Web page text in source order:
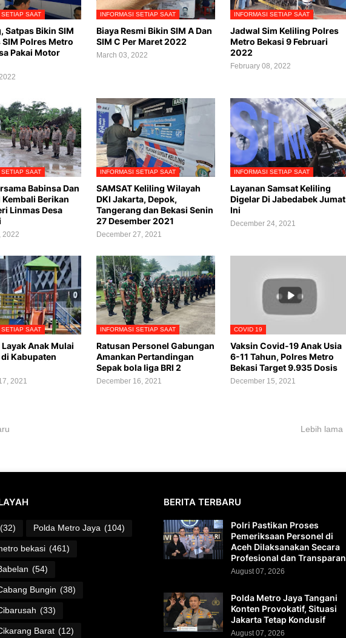
SETIAP SAAT
Satpas Bikin SIM
SIM Polres Metro
Pakai Motor
INFORMASI SETIAP SAAT
Biaya Resmi Bikin SIM A Dan
SIM C Per Maret 2022
March 03, 2022
INFORMASI SETIAP SAAT
Jadwal Sim Keliling Polres
Metro Bekasi 9 Februari
2022
February 08, 2022
SETIAP SAAT
Babinsa Dan
Berikan
Linmas Desa
2022
INFORMASI SETIAP SAAT
SAMSAT Keliling Wilayah
DKI Jakarta, Depok,
Tangerang dan Bekasi Senin
27 Desember 2021
December 27, 2021
INFORMASI SETIAP SAAT
Layanan Samsat Keliling
Digelar Di Jabedabek Jumat
Ini
December 24, 2021
SETIAP SAAT
Anak Mulai
Kabupaten
2021
INFORMASI SETIAP SAAT
Ratusan Personel Gabungan
Amankan Pertandingan
Sepak bola liga BRI 2
December 16, 2021
COVID 19
Vaksin Covid-19 Anak Usia
6-11 Tahun, Polres Metro
Bekasi Target 9.935 Dosis
December 15, 2021
Lebih lama
(32) Polda Metro Jaya (104)
bekasi (461)
(54)
Bungin (38)
(33)
Barat (12)
BERITA TERBARU
Polri Pastikan Proses
Pemeriksaan Personel di
Aceh Dilaksanakan Secara
Profesional dan Transparan
August 07, 2026
Polda Metro Jaya Tangani
Konten Provokatif, Situasi
Jakarta Tetap Kondusif
August 07, 2026